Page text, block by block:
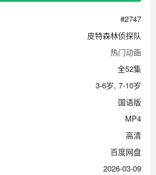
#2747
皮特森林侦探队
热门动画
全52集
3-6岁, 7-10岁
国语版
MP4
高清
百度网盘
2026-03-09